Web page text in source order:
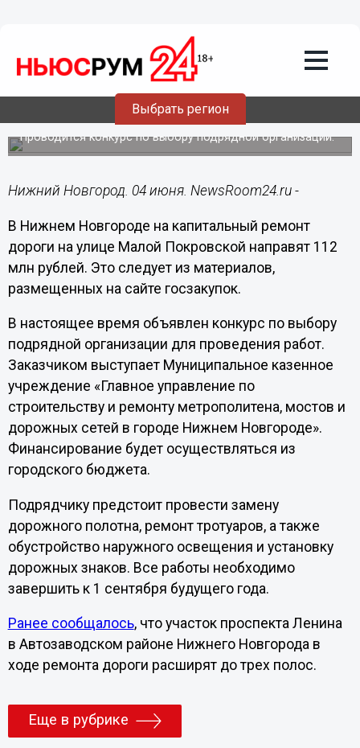
Выбрать регион
Дорогу на Малой Покровской
капитально отремонтируют за 112 млн
Проводится конкурс по выбору подрядной организации.
Нижний Новгород. 04 июня. NewsRoom24.ru -
В Нижнем Новгороде на капитальный ремонт
дороги на улице Малой Покровской направят 112
млн рублей. Это следует из материалов,
размещенных на сайте госзакупок.
В настоящее время объявлен конкурс по выбору
подрядной организации для проведения работ.
Заказчиком выступает Муниципальное казенное
учреждение «Главное управление по
строительству и ремонту метрополитена, мостов и
дорожных сетей в городе Нижнем Новгороде».
Финансирование будет осуществляться из
городского бюджета.
Подрядчику предстоит провести замену
дорожного полотна, ремонт тротуаров, а также
обустройство наружного освещения и установку
дорожных знаков. Все работы необходимо
завершить к 1 сентября будущего года.
Ранее сообщалось, что участок проспекта Ленина
в Автозаводском районе Нижнего Новгорода в
ходе ремонта дороги расширят до трех полос.
Еще в рубрике